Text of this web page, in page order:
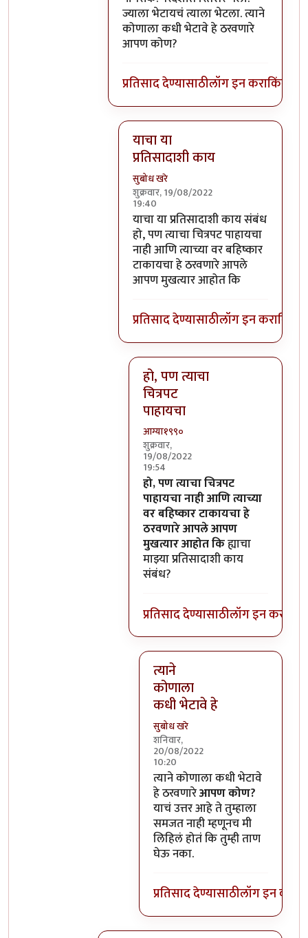
ज्याला भेटायचं त्याला भेटला. त्याने
कोणाला कधी भेटावे हे ठरवणारे
आपण कोण?
प्रतिसाद देण्यासाठीलॉग इन कराकिंवा
याचा या
प्रतिसादाशी काय
सुबोध खरे
शुक्रवार, 19/08/2022
19:40
In reply toआमिर खान देशाचा सामान्य
याचा या प्रतिसादाशी काय संबंध
हो, पण त्याचा चित्रपट पाहायचा
नाही आणि त्याच्या वर बहिष्कार
टाकायचा हे ठरवणारे आपले
आपण मुखत्यार आहोत कि
प्रतिसाद देण्यासाठीलॉग इन कराकिंवा
हो, पण त्याचा
चित्रपट
पाहायचा
आग्या१९९०
शुक्रवार,
19/08/2022
19:54
In reply toयाचा या प्रतिसादाशी काय
हो, पण त्याचा चित्रपट
पाहायचा नाही आणि त्याच्या
वर बहिष्कार टाकायचा हे
ठरवणारे आपले आपण
मुखत्यार आहोत किह्याचा
माझ्या प्रतिसादाशी काय
संबंध?
प्रतिसाद देण्यासाठीलॉग इन करा
त्याने
कोणाला
कधी भेटावे हे
सुबोध खरे
शनिवार,
20/08/2022
10:20
In reply toहो, पण त्याचा चित्रपट
त्याने कोणाला कधी भेटावे
हे ठरवणारेआपण कोण?
याचं उत्तर आहे ते तुम्हाला
समजत नाही म्हणूनच मी
लिहिलं होतं कि तुम्ही ताण
घेऊ नका.
प्रतिसाद देण्यासाठीलॉग इन करा